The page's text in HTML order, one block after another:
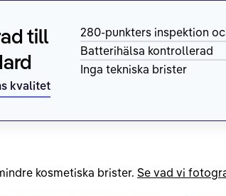
till
kvalitet
280-punkters inspektion
Batterihälsa kontrollerad
Inga tekniska brister
kosmetiska brister. Se vad vi